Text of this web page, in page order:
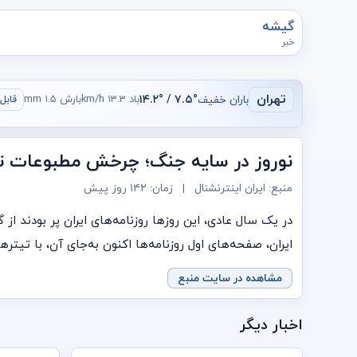
گیشه
خبر
تهران باران خفیف۷.۵° / ۱۴.۲° باد ۱۳.۳ km/h بارش ۱.۵ mm
نوروز در سایه جنگ؛ چرخش مطبوعات
منبع: ایران اینترنشنال | زمان: ۱۴۲ روز پیش
در یک سال عادی، این روزها روزنامه‌های ایران پر
ایران، صفحه‌های اول روزنامه‌ها اکنون به‌جای آن، با
مشاهده در سایت منبع
اخبار دیگر